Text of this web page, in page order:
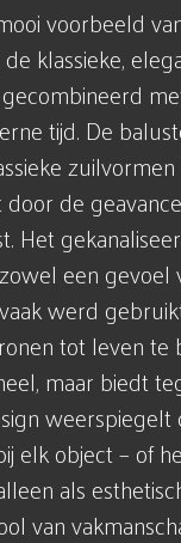
voorbeeld
klassieke,
tijd. De
de
Het
een
werd
tot leven te
maar biedt
elk object – of
als
van